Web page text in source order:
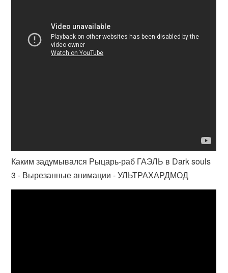
Каким задумывался Рыцарь-раб ГАЭЛЬ в Dark souls
3 - Вырезанные анимации - УЛЬТРАХАРДМОД